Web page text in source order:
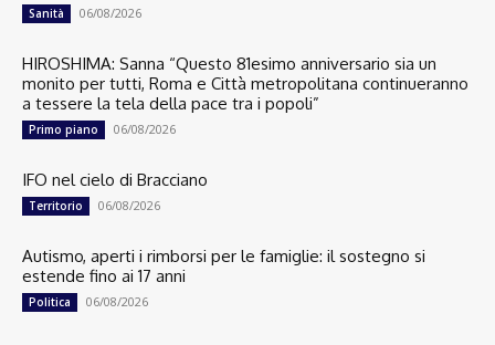
Sanità 06/08/2026
HIROSHIMA: Sanna “Questo 81esimo anniversario sia un
monito per tutti, Roma e Città metropolitana continueranno
a tessere la tela della pace tra i popoli”
Primo piano 06/08/2026
IFO nel cielo di Bracciano
Territorio 06/08/2026
Autismo, aperti i rimborsi per le famiglie: il sostegno si
estende fino ai 17 anni
Politica 06/08/2026